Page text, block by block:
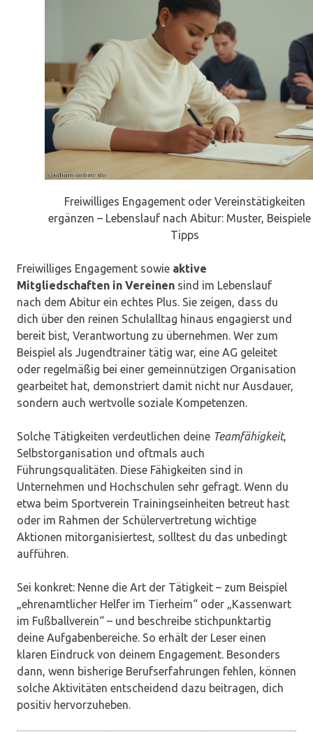
Freiwilliges Engagement oder Vereinstätigkeiten
ergänzen – Lebenslauf nach Abitur: Muster, Beispiele
Tipps
Freiwilliges Engagement sowie aktive
Mitgliedschaften in Vereinen sind im Lebenslauf
nach dem Abitur ein echtes Plus. Sie zeigen, dass du
dich über den reinen Schulalltag hinaus engagierst und
bereit bist, Verantwortung zu übernehmen. Wer zum
Beispiel als Jugendtrainer tätig war, eine AG geleitet
oder regelmäßig bei einer gemeinnützigen Organisation
gearbeitet hat, demonstriert damit nicht nur Ausdauer,
sondern auch wertvolle soziale Kompetenzen.
Solche Tätigkeiten verdeutlichen deine Teamfähigkeit,
Selbstorganisation und oftmals auch
Führungsqualitäten. Diese Fähigkeiten sind in
Unternehmen und Hochschulen sehr gefragt. Wenn du
etwa beim Sportverein Trainingseinheiten betreut hast
oder im Rahmen der Schülervertretung wichtige
Aktionen mitorganisiertest, solltest du das unbedingt
aufführen.
Sei konkret: Nenne die Art der Tätigkeit – zum Beispiel
„ehrenamtlicher Helfer im Tierheim“ oder „Kassenwart
im Fußballverein“ – und beschreibe stichpunktartig
deine Aufgabenbereiche. So erhält der Leser einen
klaren Eindruck von deinem Engagement. Besonders
dann, wenn bisherige Berufserfahrungen fehlen, können
solche Aktivitäten entscheidend dazu beitragen, dich
positiv hervorzuheben.